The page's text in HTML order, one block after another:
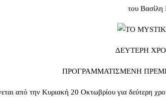
του Βασίλη
ΔΕΥΤΕΡΗ
ΠΡΟΓΡΑΜΜΑΤΙΣΜΕΝΗ
από την Κυριακή 20 Οκτωβρίου για δεύτερη